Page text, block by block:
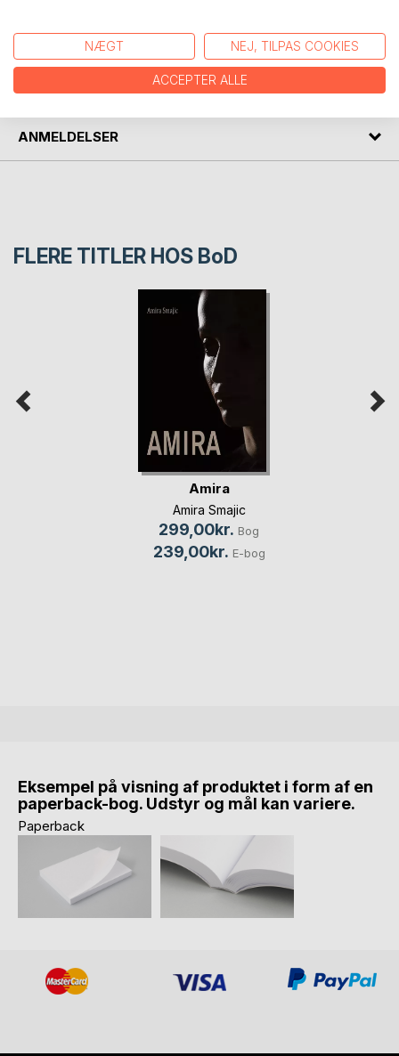
FORFATTER
ANMELDELSER
FLERE TITLER HOS BoD
Amira
Amira Smajic
299,00kr. Bog
239,00kr. E-bog
Eksempel på visning af produktet i form af en
paperback-bog. Udstyr og mål kan variere.
Paperback
NÆGT NEJ, TILPAS COOKIES
ACCEPTER ALLE